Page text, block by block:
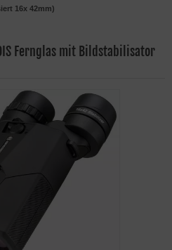
16x 42mm)
OIS Fernglas mit Bildstabilisator